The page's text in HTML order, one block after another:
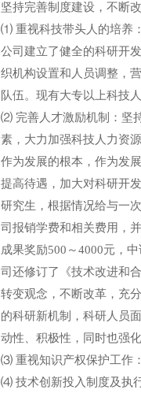
坚持完善制度建设，不断
⑴ 重视科技带头人的培养
公司建立了健全的科研开
织机构设置和人员调整，
队伍。现有大专以上科技
⑵ 完善人才激励机制：坚
素，大力加强科技人力资
作为发展的根本，作为发
提高待遇，加大对科研开
研究生，根据情况给与一
司报销学费和相关费用，
成果奖励500～4000元，
司还修订了《技术改进和
转变观念，不断改革，充
的科研新机制，科研人员
动性、积极性，同时也强
⑶ 重视知识产权保护工作
⑷ 技术创新投入制度及执